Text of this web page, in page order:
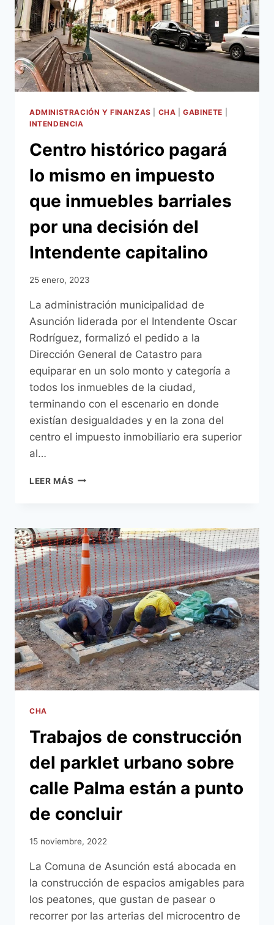
ADMINISTRACIÓN Y FINANZAS CHA |GABINETE
INTENDENCIA
Centro histórico pagará
lo mismo en impuesto
que inmuebles barriales
por una decisión del
Intendente capitalino
25 enero, 2023
La administración municipalidad de
Asunción liderada por el Intendente Oscar
Rodríguez, formalizó el pedido a la
Dirección General de Catastro para
equiparar en un solo monto y categoría a
todos los inmuebles de la ciudad,
terminando con el escenario en donde
existían desigualdades y en la zona del
centro el impuesto inmobiliario era superior
al…
LEER MÁS CENTRO
MISMO
EN
IMPUESTO
QUE
INMUEBLES
BARRIALES
POR
UNA
DECISIÓN
DEL
INTENDENTE
CAPITALINO
CHA
Trabajos de construcción
del parklet urbano sobre
calle Palma están a punto
de concluir
15 noviembre, 2022
La Comuna de Asunción está abocada en
la construcción de espacios amigables para
los peatones, que gustan de pasear o
recorrer por las arterias del microcentro de